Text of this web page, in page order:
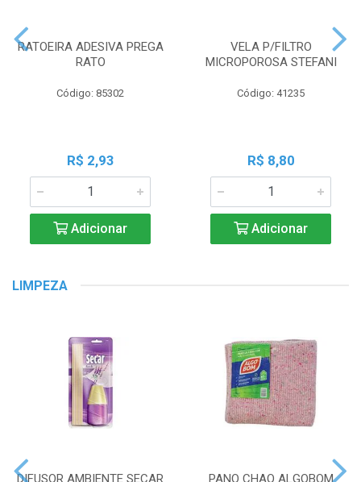
RATOEIRA ADESIVA PREGA
RATO
Código: 85302
R$ 2,93
Adicionar
VELA P/FILTRO
MICROPOROSA STEFANI
Código: 41235
R$ 8,80
Adicionar
LIMPEZA
DIFUSOR AMBIENTE SECAR PANO CHAO ALGOBOM